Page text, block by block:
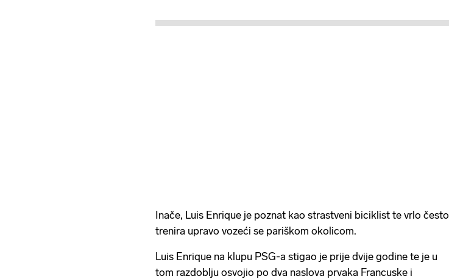
Inače, Luis Enrique je poznat kao strastveni biciklist te vrlo često
trenira upravo vozeći se pariškom okolicom.
Luis Enrique na klupu PSG-a stigao je prije dvije godine te je u
tom razdoblju osvojio po dva naslova prvaka Francuske i